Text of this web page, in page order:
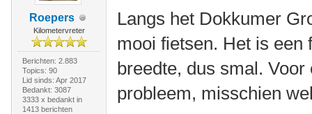
Roepers
Kilometervreter
Berichten: 2.883
Topics: 90
Lid sinds: Apr 2017
Bedankt: 3087
3333 x bedankt in
1413 berichten
Langs het Dokkumer
mooi fietsen. Het is een
breedte, dus smal.
probleem, misschien